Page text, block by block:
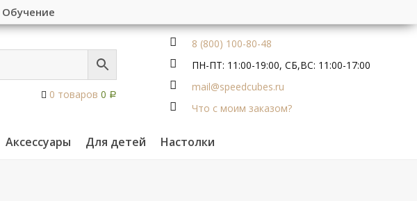
Обучение
0 товаров 0 Р
8 (800) 100-80-48
ПН-ПТ: 11:00-19:00, СБ,ВС: 11:00-17:00
mail@speedcubes.ru
Что с моим заказом?
Аксессуары Для детей Настолки